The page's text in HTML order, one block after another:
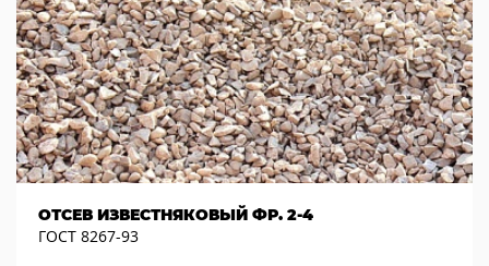
ОТСЕВ ИЗВЕСТНЯКОВЫЙ ФР. 2-4
ГОСТ 8267-93